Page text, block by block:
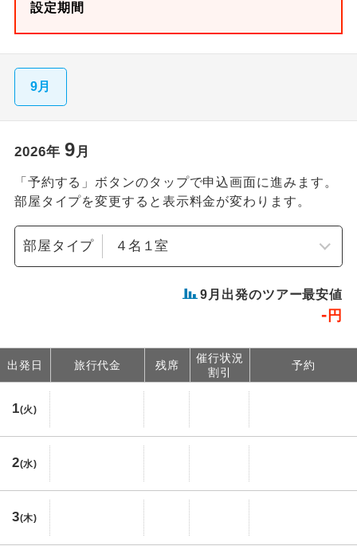
設定期間
9月
2026年 9 月
「予約する」ボタンのタップで申込画面に進みます。
部屋タイプを変更すると表示料金が変わります。
部屋タイプ
9 月出発のツアー最安値
- 円
出発日 旅行代金 残席
催行状況
割引
予約
1(火)
2(水)
3(木)